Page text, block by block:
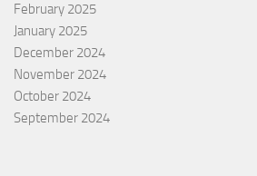
February 2025
January 2025
December 2024
November 2024
October 2024
September 2024